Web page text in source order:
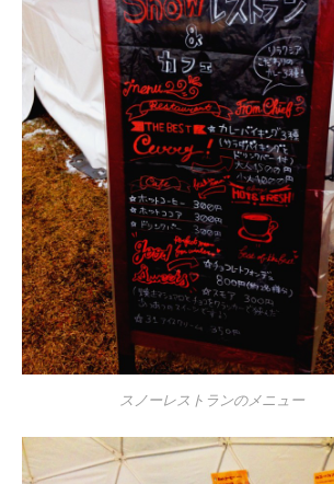
スノーレストランのメニュー